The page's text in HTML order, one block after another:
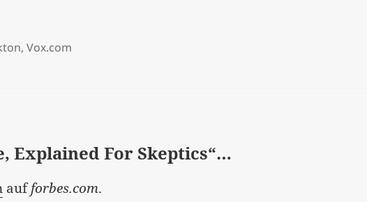
,Vox.com
Explained For Skeptics“…
aufforbes.com.